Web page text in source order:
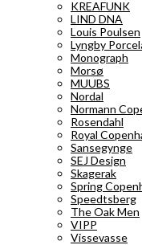
KREAFUNK
LIND DNA
Louis Poulsen
Lyngby
Monograph
Morsø
MUUBS
Nordal
Normann
Rosendahl
Royal
Sansegynge
SEJ Design
Skagerak
Spring
Speedtsberg
The Oak Men
VIPP
Vissevasse